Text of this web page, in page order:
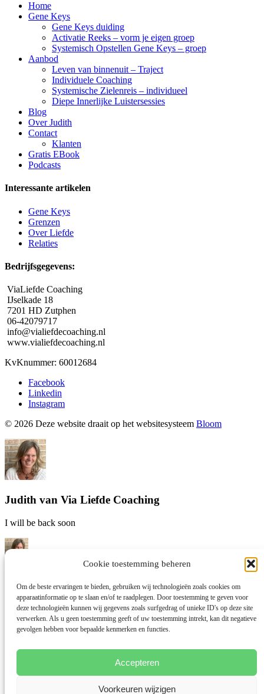
Cookie toestemming beheren
Om de beste ervaringen te bieden, gebruiken wij technologieën zoals cookies om
apparaatinformatie op te slaan en/of te raadplegen. Door toestemming te geven voor
deze technologieën kunnen wij gegevens zoals surfgedrag of unieke ID's op deze site
verwerken. Als u geen toestemming geeft of uw toestemming intrekt, kan dit negatieve
gevolgen hebben voor bepaalde kenmerken en functies.
Accepteren
Voorkeuren wijzigen
Home
Gene Keys
Gene Keys duiding
Activatie Reeks – vorm je eigen groep
Systemisch Opstellen Gene Keys – groep
Aanbod
Leven van binnenuit – Traject
Individuele Coaching
Systemische Zielenreis – individueel
Diepe Innerlijke Luistersessies
Blog
Over Judith
Contact
Klanten
Gratis EBook
Podcasts
Interessante artikelen
Gene Keys
Grenzen
Over Liefde
Relaties
Bedrijfsgegevens:
ViaLiefde Coaching
IJselkade 18
7201 HD Zutphen
06-42079717
info@vialiefdecoaching.nl
www.vialiefdecoaching.nl
KvKnummer: 60012684
Facebook
Linkedin
Instagram
© 2026 Deze website draait op het websitesysteem Bloom
Judith van Via Liefde Coaching
I will be back soon
Hallo! Judith van Via Liefde coaching hier! Waar kan ik je mee
Start een gesprek!